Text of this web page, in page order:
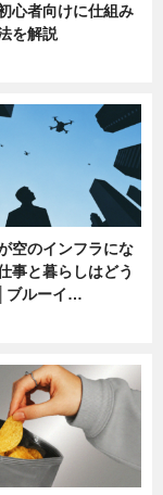
心者向けに仕組み
を解説
空のインフラにな
事と暮らしはどう
ブルーイ…